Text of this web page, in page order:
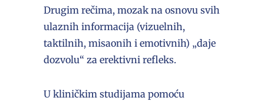
Drugim rečima, mozak na osnovu svih
ulaznih informacija (vizuelnih,
taktilnih, misaonih i emotivnih) „daje
dozvolu“ za erektivni refleks.
U kliničkim studijama pomoću